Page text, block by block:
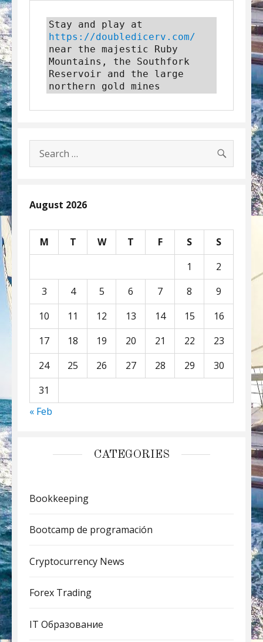
https://doubledicerv.com/
near the majestic Ruby
Mountains, the Southfork
Reservoir and the large
northern gold mines
Search
for:
August 2026
M T W T F S
S
1
2
3
4 5 6 7 8
9
10
11 12 13 14 15
16
17
18 19 20 21 22
23
24
25 26 27 28 29
30
31
« Feb
CATEGORIES
Bookkeeping
Bootcamp de programación
Cryptocurrency News
Forex Trading
IT Образование